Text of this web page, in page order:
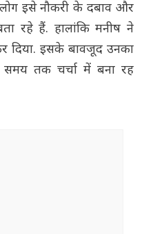
इसे नौकरी के दबाव और
रहे हैं. हालांकि मनीष ने
दिया. इसके बावजूद उनका
तक चर्चा में बना रह